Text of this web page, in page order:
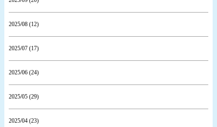
2025/08 (12)
2025/07 (17)
2025/06 (24)
2025/05 (29)
2025/04 (23)